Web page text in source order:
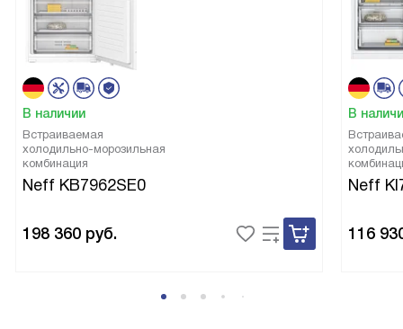
В наличии
Встраиваемая
холодильно-морозильная
комбинация
Neff KB7962SE0
198 360 руб.
В
Neff
116